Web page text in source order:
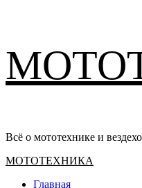
содержимому
Всё о мототехнике и
Основное
МОТОТЕХНИКА
Главная